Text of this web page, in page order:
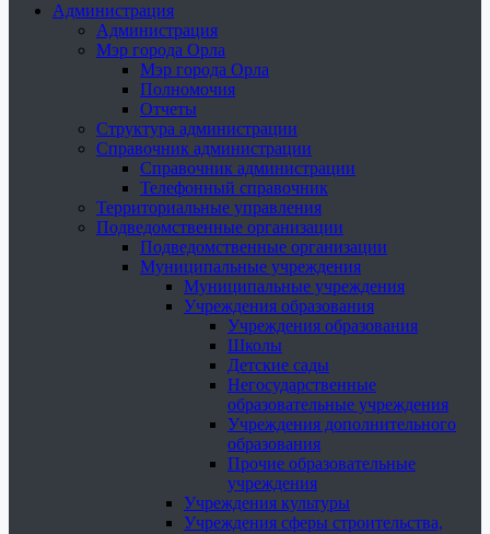
Администрация
Администрация
Мэр города Орла
Мэр города Орла
Полномочия
Отчеты
Структура администрации
Справочник администрации
Справочник администрации
Телефонный справочник
Территориальные управления
Подведомственные организации
Подведомственные организации
Муниципальные учреждения
Муниципальные учреждения
Учреждения образования
Учреждения образования
Школы
Детские сады
Негосударственные
образовательные учреждения
Учреждения дополнительного
образования
Прочие образовательные
учреждения
Учреждения культуры
Учреждения сферы строительства,